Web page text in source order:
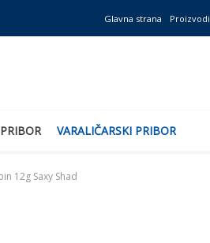
Glavna strana Proizvodi
VARALIČARSKI PRIBOR
12g Saxy Shad